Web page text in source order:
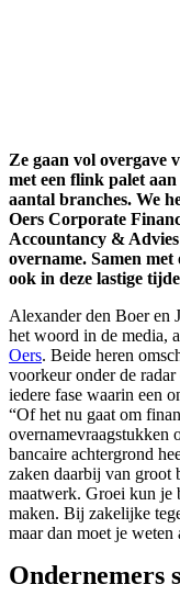
Ze gaan vol overgave
met een flink palet
aantal branches. We
Oers Corporate
Accountancy &
overname. Samen
ook in deze lastige
Alexander den Boer en
het woord in de media,
Oers. Beide heren
voorkeur onder de
iedere fase waarin een
“Of het nu gaat om
overnamevraagstukken
bancaire achtergrond
zaken daarbij van groot
maatwerk. Groei kun je
maken. Bij zakelijke
maar dan moet je
Ondernemers